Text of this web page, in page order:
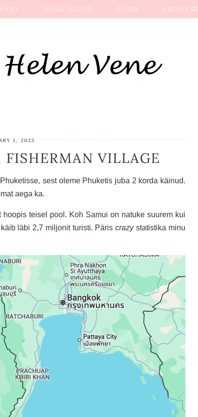
HOME DECOR FOOD ARCHIVES
1, 2025
VILLAGE
sest oleme Phuketis juba 2 korda käinud.
aega ka.
teisel pool. Koh Samui on natuke suurem kui
läbi 2,7 miljonit turisti. Päriscrazystatistika minu